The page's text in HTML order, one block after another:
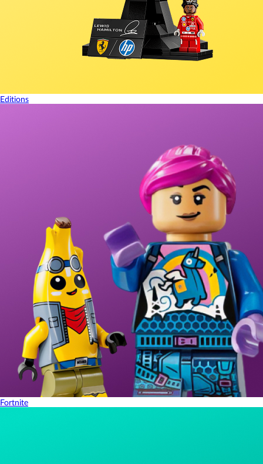
Editions
Fortnite